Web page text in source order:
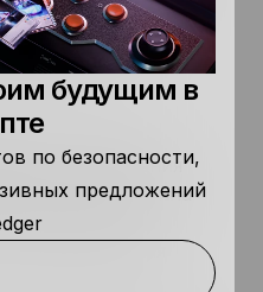
счёта — две
перемещения
Сеть Биткойна
как для
балансовая
будущим в
по безопасности,
предложений